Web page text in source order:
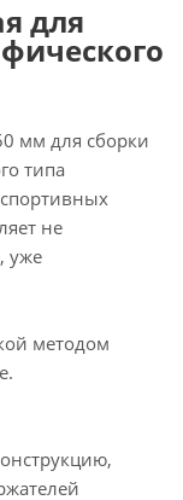
для
мм для сборки
типа
не
уже
методом